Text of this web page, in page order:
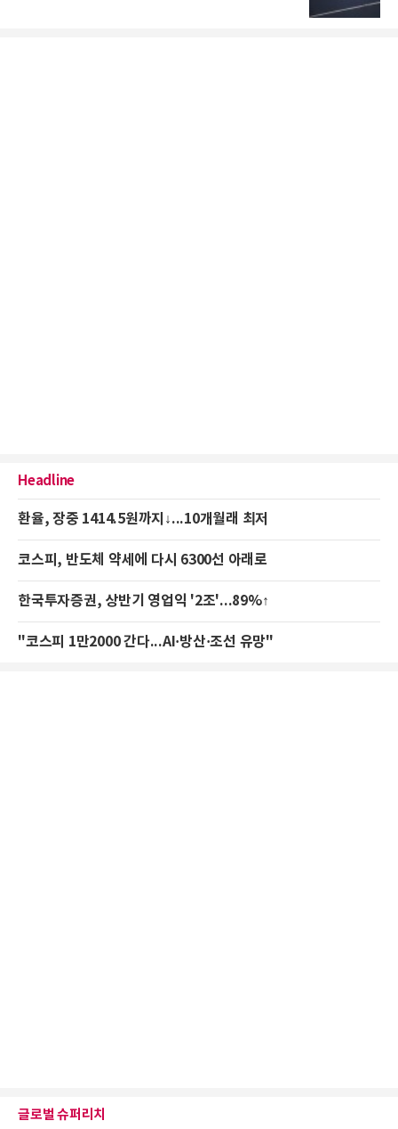
Headline
환율, 장중 1414.5원까지↓...10개월래 최저
코스피, 반도체 약세에 다시 6300선 아래로
한국투자증권, 상반기 영업익 '2조'...89%↑
"코스피 1만2000 간다...AI·방산·조선 유망"
글로벌 슈퍼리치